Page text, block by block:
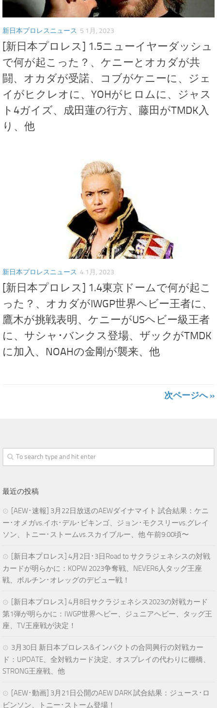
新日本プロレスニュース 5 1月, 2023
[新日本プロレス] 1.5ニューイヤーダッシュ
で何が起こった？、ケニーとオカダが共
闘、オカダが受諾、コブがケニーに、ジェ
イがヒクレオに、YOHがヒロムに、ジャス
ト4ガイズ、成田蓮の行方、藤田がTMDK入
り、他
新日本プロレスニュース 4 1月, 2023
[新日本プロレス] 1.4東京ドームで何が起こ
った？、オカダがIWGP世界ヘビー王者に、
鷹木が挑戦表明、ケニーがUSヘビー級王者
に、サシャ･バンクス登場、ザックがTMDK
に加入、NOAHの金剛が襲来、他
次ページへ »
最近の投稿
[AEW･速報] 3月22日放送のAEWダイナマイト 試合結果：ケニ
ー･オメガvs.イホ･デル･ビキンゴ、ジョン･モクスリーvs.グレイ
ソン、トニー･ストームvs.スカイブルー、他 午前9:00頃〜
[新日本プロレス] 4月2日･3日Road to サクラジェネシスの対戦
カードが明らかに：KOPW 2023争奪戦、NEVER6人タッグ王座
戦、ボルチン･オレッグのデビュー戦！
[新日本プロレス] 4月8日サクラジェネシス2023の対戦カード
第1弾が明らかに：IWGP世界ヘビー、ジュニアヘビー、タッグ王
座、TV王座戦が決定！
3月30日 新日本プロレス&インパクトの合同興行の対戦カー
ド：UPDATE、全対戦カード決定、オスプレイの代わりに棚橋、
STRONG王座戦、他
[AEW･動画] 3月21日公開のAEW DARK 試合結果：ジュース･ロ
ビンソン、トニー･ストーム登場！